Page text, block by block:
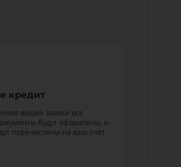
кредит
вашей заявки все
будут оформлены, и
перечислены на ваш счёт